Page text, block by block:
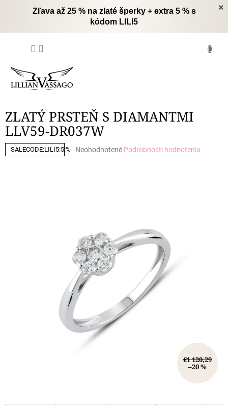
×
Zľava až 25 % na zlaté šperky + extra 5 % s
kódom LILI5
ZLATÝ PRSTEŇ S DIAMANTMI
LLV59-DR037W
SALECODE:LILI5:5:%
Priemerné
Neohodnotené Podrobnosti hodnotenia
€1 120,29
–20 %